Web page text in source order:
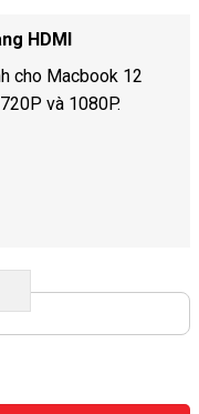
HDMI
cho Macbook 12
và 1080P.